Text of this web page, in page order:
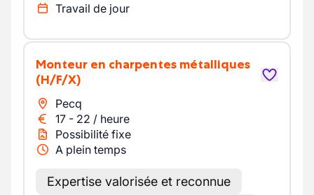
Travail de jour
Monteur en charpentes métalliques
(H/F/X)
Pecq
17 - 22 / heure
Possibilité fixe
A plein temps
Expertise valorisée et reconnue